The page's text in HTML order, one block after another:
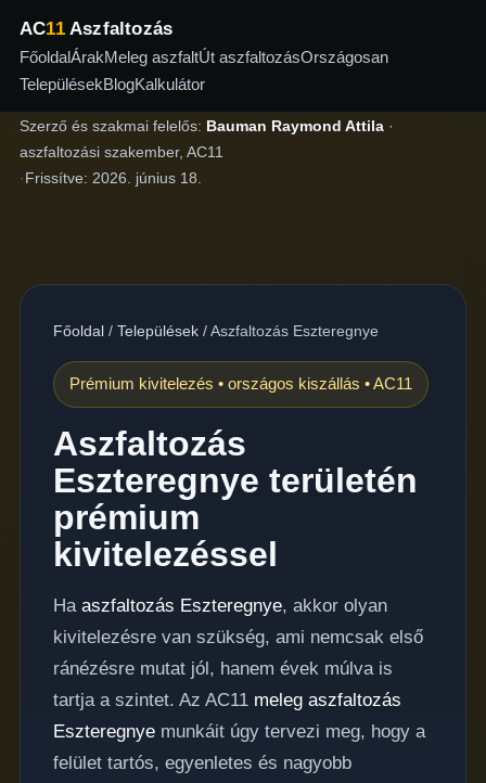
AC11Aszfaltozás
FőoldalÁrakMeleg aszfaltÚt aszfaltozásOrszágosan
TelepülésekBlogKalkulátor
Szerző és szakmai felelős: Bauman Raymond Attila·
aszfaltozási szakember, AC11
·Frissítve: 2026. június 18.
Főoldal/ Települések/Aszfaltozás Eszteregnye
Prémium kivitelezés • országos kiszállás • AC11
Aszfaltozás
Eszteregnye területén
prémium
kivitelezéssel
Ha aszfaltozás Eszteregnye, akkor olyan
kivitelezésre van szükség, ami nemcsak első
ránézésre mutat jól, hanem évek múlva is
tartja a szintet. Az AC11 meleg aszfaltozás
Eszteregnyemunkáit úgy tervezi meg, hogy a
felület tartós, egyenletes és nagyobb